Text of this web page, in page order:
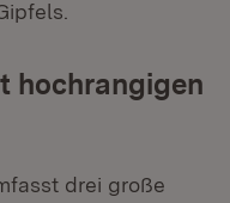
hochrangigen
drei große